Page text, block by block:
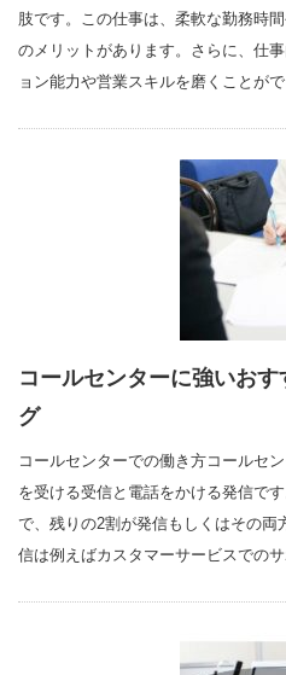
肢です。この仕事は、柔軟な勤務時
のメリットがあります。さらに、仕
ョン能力や営業スキルを磨くことが
コールセンターに強いお
グ
コールセンターでの働き方コールセ
を受ける受信と電話をかける発信で
で、残りの2割が発信もしくはその両
信は例えばカスタマーサービスでの